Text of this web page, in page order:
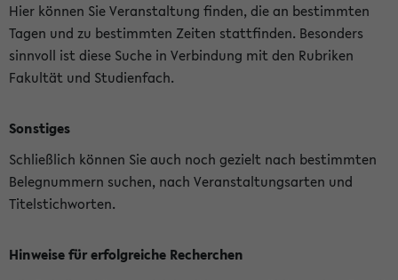
Hier können Sie Veranstaltung finden, die an bestimmten
Tagen und zu bestimmten Zeiten stattfinden. Besonders
sinnvoll ist diese Suche in Verbindung mit den Rubriken
Fakultät und Studienfach.
Sonstiges
Schließlich können Sie auch noch gezielt nach bestimmten
Belegnummern suchen, nach Veranstaltungsarten und
Titelstichworten.
Hinweise für erfolgreiche Recherchen